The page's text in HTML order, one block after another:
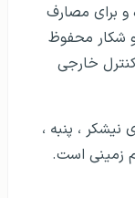
و برای مصارف
شکار محفوظ
خارجی
، پنبه ،
زمینی است.